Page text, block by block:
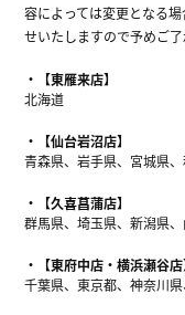
容によっては変更となる
せいたしますので予めご了
【東雁来店】
北海道
【仙台岩沼店】
青森県、岩手県、宮城県
【久喜菖蒲店】
群馬県、埼玉県、新潟県
【東府中店・横浜瀬谷店
千葉県、東京都、神奈川